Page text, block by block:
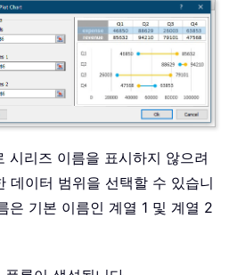
시리즈 이름을 표시하지 않으려
데이터 범위을 선택할 수 있습니
은 기본 이름인 계열 1 및 계열 2